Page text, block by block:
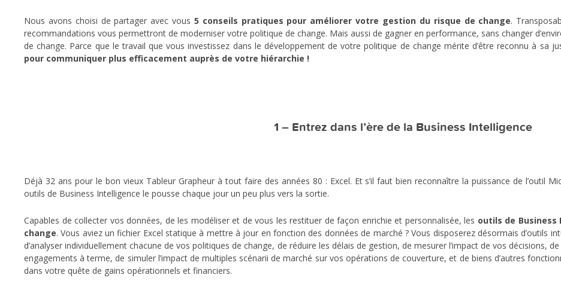
Nous avons choisi de partager avec vous 5 conseils pratiques pour améliorer votre gestion du risque de change.
recommandations vous permettront de moderniser votre politique de change. Mais aussi de gagner en performance, sans changer
de change. Parce que le travail que vous investissez dans le développement de votre politique de change mérite d’être reconnu à sa
pour communiquer plus efficacement auprès de votre hiérarchie !
1 – Entrez dans l’ère de la Business Intelligence
Déjà 32 ans pour le bon vieux Tableur Grapheur à tout faire des années 80 : Excel. Et s’il faut bien reconnaître la puissance de l’outil
outils de Business Intelligence le pousse chaque jour un peu plus vers la sortie.
Capables de collecter vos données, de les modéliser et de vous les restituer de façon enrichie et personnalisée, les outils de
change. Vous aviez un fichier Excel statique à mettre à jour en fonction des données de marché ? Vous disposerez désormais d’outils
d’analyser individuellement chacune de vos politiques de change, de réduire les délais de gestion, de mesurer l’impact de vos décisions,
engagements à terme, de simuler l’impact de multiples scénarii de marché sur vos opérations de couverture, et de biens d’autres
dans votre quête de gains opérationnels et financiers.